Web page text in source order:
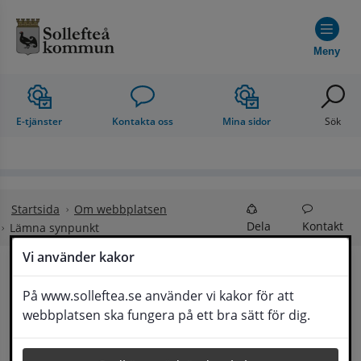
Vi använder kakor
På www.solleftea.se använder vi kakor för att
webbplatsen ska fungera på ett bra sätt för dig.
Meny
E-tjänster Kontakta oss Mina sidor Sök
Startsida
Om webbplatsen
Lämna synpunkt
Dela Kontakt
Lämna synpunkt
Här kan du lämna synpunkter, förslag och